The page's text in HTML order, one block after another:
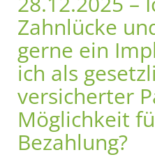
Zahnlücke
gerne ein
ich als
versicherter
Möglichkeit
Bezahlung?